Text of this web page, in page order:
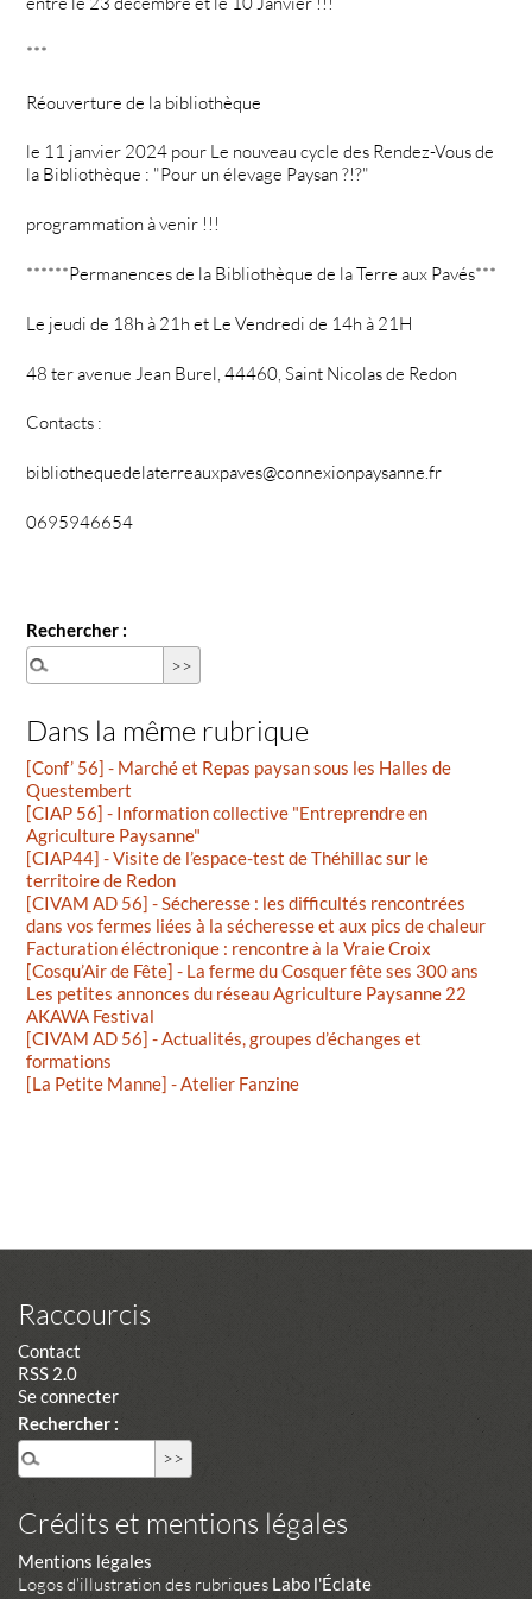
***
Réouverture de la bibliothèque
le 11 janvier 2024 pour Le nouveau cycle des Rendez-Vous de
la Bibliothèque : "Pour un élevage Paysan ?!?"
programmation à venir !!!
******Permanences de la Bibliothèque de la Terre aux Pavés***
Le jeudi de 18h à 21h et Le Vendredi de 14h à 21H
48 ter avenue Jean Burel, 44460, Saint Nicolas de Redon
Contacts :
bibliothequedelaterreauxpaves@connexionpaysanne.fr
0695946654
Rechercher :
Dans la même rubrique
[Conf’ 56] - Marché et Repas paysan sous les Halles de
Questembert
[CIAP 56] - Information collective "Entreprendre en
Agriculture Paysanne"
[CIAP44] - Visite de l’espace-test de Théhillac sur le
territoire de Redon
[CIVAM AD 56] - Sécheresse : les difficultés rencontrées
dans vos fermes liées à la sécheresse et aux pics de chaleur
Facturation éléctronique : rencontre à la Vraie Croix
[Cosqu’Air de Fête] - La ferme du Cosquer fête ses 300 ans
Les petites annonces du réseau Agriculture Paysanne 22
AKAWA Festival
[CIVAM AD 56] - Actualités, groupes d’échanges et
formations
[La Petite Manne] - Atelier Fanzine
Raccourcis
Contact
RSS 2.0
Se connecter
Rechercher :
Crédits et mentions légales
Mentions légales
Logos d'illustration des rubriques Labo l'Éclate